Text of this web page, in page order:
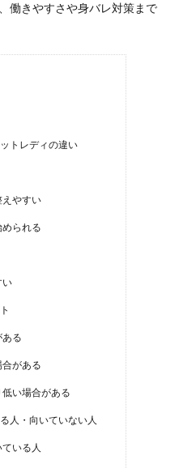
働きやすさや身バレ対策まで
トレディの違い
えやすい
られる
い
る
がある
い場合がある
人・向いていない人
いる人